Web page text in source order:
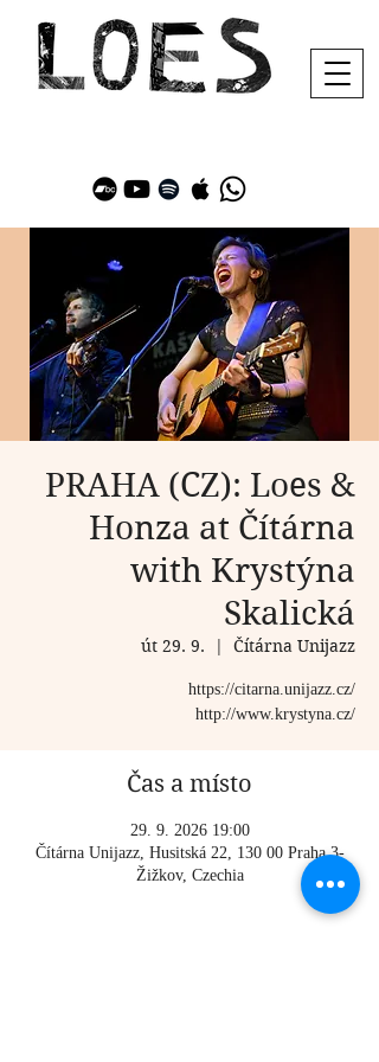
PRAHA (CZ): Loes &
Honza at Čítárna
with Krystýna
Skalická
út 29. 9.
  |
Čítárna Unijazz
https://citarna.unijazz.cz/
http://www.krystyna.cz/
Čas a místo
29. 9. 2026 19:00
Čítárna Unijazz, Husitská 22, 130 00 Praha 3-
Žižkov, Czechia